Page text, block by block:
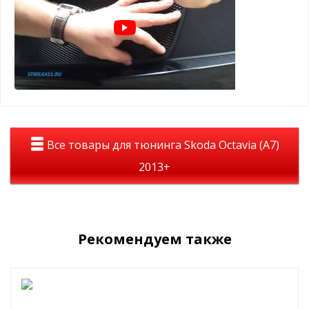
Зимний пакет (зимние заглушки поверх защитной сетки):
защита радиатора в минусовую погоду от снежно-
грязевых мас, реагентов и т.д.
помогает сохранить тепло в моторном отсеке
простая САМОСТОЯТЕЛЬНАЯ установка, крепится
пластиковыми винтами в ячейку защитной сетки
радиатора
Все товары для тюнинга Skoda Octavia (A7)
2013+
Рекомендуем также